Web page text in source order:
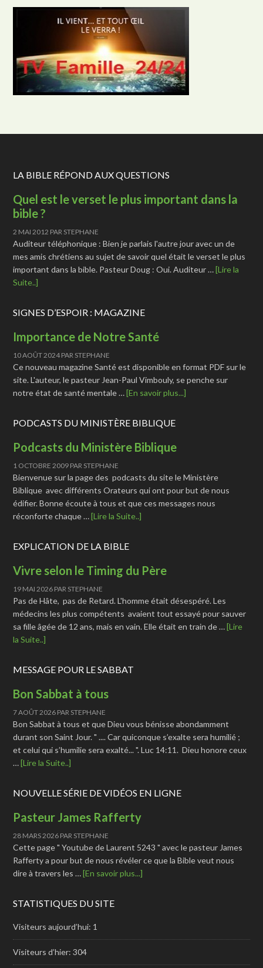
LA BIBLE RÉPOND AUX QUESTIONS
Quel est le verset le plus important dans la
bible ?
2 MAI 2012 PAR STEPHANE
Auditeur téléphonique : Bien je parlais l'autre jour avec un de
mes amis chrétiens au sujet de savoir quel était le verset le plus
important dans la bible. Pasteur Doug : Oui. Auditeur …[Lire la
Suite..]
SIGNES D’ESPOIR : MAGAZINE
Importance de Notre Santé
10 AOÛT 2024PAR STEPHANE
Ce nouveau magazine Santé est disponible en format PDF sur le
site. L'auteur, le pasteur Jean-Paul Vimbouly, se penche sur
notre état de santé mentale …[En savoir plus...]
PODCASTS DU MINISTÈRE BIBLIQUE
Podcasts du Ministère Biblique
1 OCTOBRE 2009 PAR STEPHANE
Bienvenue sur la page des podcasts du site le Ministère
Biblique avec différents Orateurs qui ont pour but de nous
édifier. Bonne écoute à tous et que ces messages nous
réconforte chaque …[Lire la Suite..]
EXPLICATION DE LA BIBLE
Vivre selon le Timing du Père
19 MAI 2026 PAR STEPHANE
Pas de Hâte, pas de Retard. L'homme était désespéré. Les
médecins les plus compétents avaient tout essayé pour sauver
sa fille âgée de 12 ans, mais en vain. Elle était en train de …[Lire
la Suite..]
MESSAGE POUR LE SABBAT
Bon Sabbat à tous
7 AOÛT 2026 PAR STEPHANE
Bon Sabbat à tous et que Dieu vous bénisse abondamment
durant son Saint Jour. " .... Car quiconque s’exalte sera humilié ;
et celui qui s’humilie sera exalté... ". Luc 14:11. Dieu honore ceux
…[Lire la Suite..]
NOUVELLE SÉRIE DE VIDÉOS EN LIGNE
Pasteur James Rafferty
28 MARS 2026 PAR STEPHANE
Cette page " Youtube de Laurent 5243 " avec le pasteur James
Rafferty a pour but de nous révéler ce que la Bible veut nous
dire à travers les …[En savoir plus...]
STATISTIQUES DU SITE
Visiteurs aujourd’hui: 1
Visiteurs d’hier:304